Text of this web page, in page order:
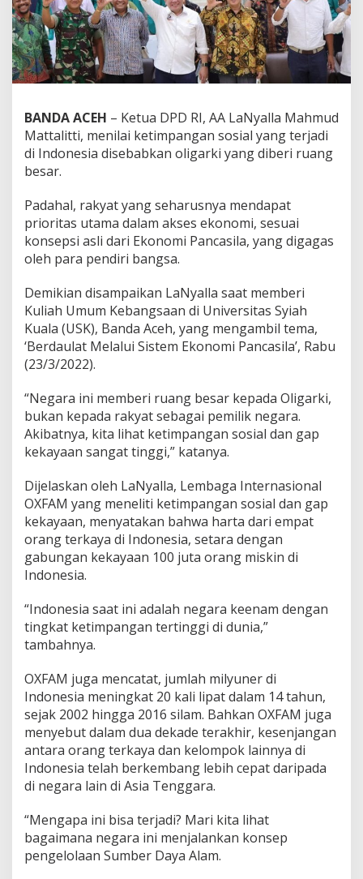
a
N
y
a
l
l
:
K
e
s
j
a
n
g
a
S
o
s
i
a
r
e
n
a
i
g
a
r
i
b
e
u
a
n
g
B
e
s
a
BANDA ACEH – Ketua DPD RI, AA LaNyalla Mahmud
Mattalitti, menilai ketimpangan sosial yang terjadi
di Indonesia disebabkan oligarki yang diberi ruang
besar.
Padahal, rakyat yang seharusnya mendapat
prioritas utama dalam akses ekonomi, sesuai
konsepsi asli dari Ekonomi Pancasila, yang digagas
oleh para pendiri bangsa.
Demikian disampaikan LaNyalla saat memberi
Kuliah Umum Kebangsaan di Universitas Syiah
Kuala (USK), Banda Aceh, yang mengambil tema,
‘Berdaulat Melalui Sistem Ekonomi Pancasila’, Rabu
(23/3/2022).
“Negara ini memberi ruang besar kepada Oligarki,
bukan kepada rakyat sebagai pemilik negara.
Akibatnya, kita lihat ketimpangan sosial dan gap
kekayaan sangat tinggi,” katanya.
Dijelaskan oleh LaNyalla, Lembaga Internasional
OXFAM yang meneliti ketimpangan sosial dan gap
kekayaan, menyatakan bahwa harta dari empat
orang terkaya di Indonesia, setara dengan
gabungan kekayaan 100 juta orang miskin di
Indonesia.
“Indonesia saat ini adalah negara keenam dengan
tingkat ketimpangan tertinggi di dunia,”
tambahnya.
OXFAM juga mencatat, jumlah milyuner di
Indonesia meningkat 20 kali lipat dalam 14 tahun,
sejak 2002 hingga 2016 silam. Bahkan OXFAM juga
menyebut dalam dua dekade terakhir, kesenjangan
antara orang terkaya dan kelompok lainnya di
Indonesia telah berkembang lebih cepat daripada
di negara lain di Asia Tenggara.
“Mengapa ini bisa terjadi? Mari kita lihat
bagaimana negara ini menjalankan konsep
pengelolaan Sumber Daya Alam.